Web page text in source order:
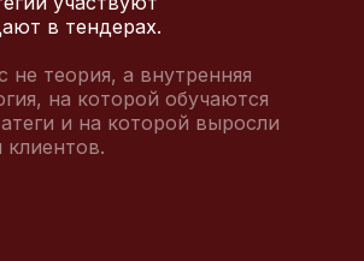
в тендерах.
не теория, а внутренняя
на которой обучаются
и на которой выросли
КОГО ЭТОТ